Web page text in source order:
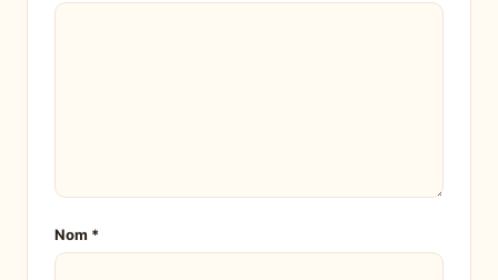
Nom *